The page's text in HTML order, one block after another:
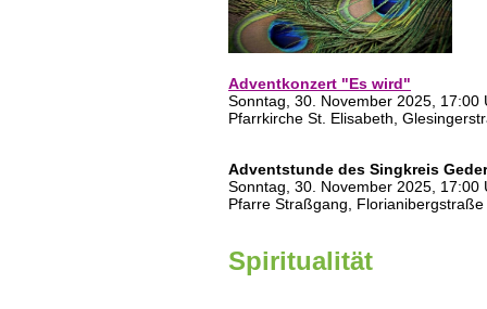
Adventkonzert "Es wird"
Sonntag, 30. November 2025, 17:00
Pfarrkirche St. Elisabeth,
Adventstunde des Singkreis
Sonntag, 30. November 2025, 17:00
Pfarre Straßgang,
Spiritualität